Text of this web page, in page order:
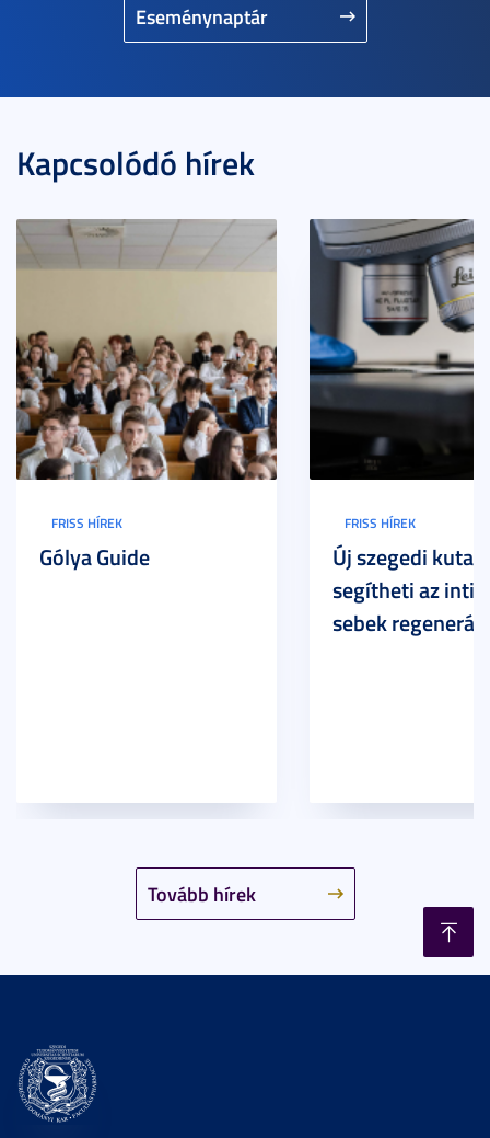
Eseménynaptár
Kapcsolódó hírek
Tovább hírek
FRISS HÍREK
Gólya Guide
FRISS HÍREK
Új szegedi
segítheti az
sebek